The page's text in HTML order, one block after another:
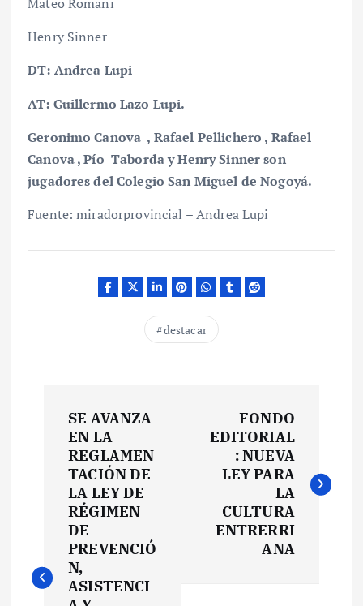
Henry Sinner
DT: Andrea Lupi
AT: Guillermo Lazo Lupi.
Geronimo Canova , Rafael Pellichero , Rafael
Canova , Pío Taborda y Henry Sinner son
jugadores del Colegio San Miguel de Nogoyá.
Fuente: miradorprovincial – Andrea Lupi
destacar
g
SE AVANZA
EN LA
REGLAMEN
TACIÓN DE
LA LEY DE
RÉGIMEN
DE
PREVENCIÓ
N,
ASISTENCI
FONDO
EDITORIAL
: NUEVA
LEY PARA
LA
CULTURA
ENTRERRI
ANA